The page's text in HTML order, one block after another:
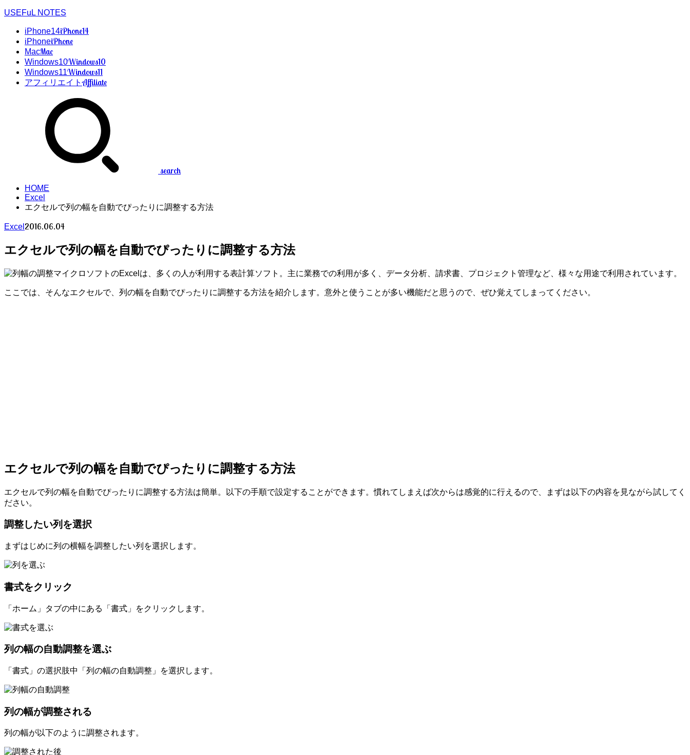
USEFuL NOTES
iPhone14iPhone14
iPhoneiPhone
MacMac
Windows10Windows10
Windows11Windows11
アフィリエイトAffiliate
search
HOME
Excel
エクセルで列の幅を自動でぴったりに調整する方法
Excel 2016.06.04
エクセルで列の幅を自動でぴったりに調整する方法
マイクロソフトのExcelは、多くの人が利用する表計算ソフト。主に業務での利用が多く、データ分析、請求書、プロジェクト管理など、様々な用途で利用されています。
ここでは、そんなエクセルで、列の幅を自動でぴったりに調整する方法を紹介します。意外と使うことが多い機能だと思うので、ぜひ覚えてしまってください。
エクセルで列の幅を自動でぴったりに調整する方法
エクセルで列の幅を自動でぴったりに調整する方法は簡単。以下の手順で設定することができます。慣れてしまえば次からは感覚的に行えるので、まずは以下の内容を見ながら試してく
ださい。
調整したい列を選択
まずはじめに列の横幅を調整したい列を選択します。
書式をクリック
「ホーム」タブの中にある「書式」をクリックします。
列の幅の自動調整を選ぶ
「書式」の選択肢中「列の幅の自動調整」を選択します。
列の幅が調整される
列の幅が以下のように調整されます。